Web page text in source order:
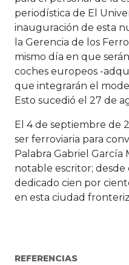
periodística de El
inauguración de esta
la Gerencia de los
mismo día en que
coches europeos -
que integrarán el
Esto sucedió el 27 de
El 4 de septiembre de
ser ferroviaria para
Palabra Gabriel García
notable escritor; desde
dedicado cien por
en esta ciudad
REFERENCIAS